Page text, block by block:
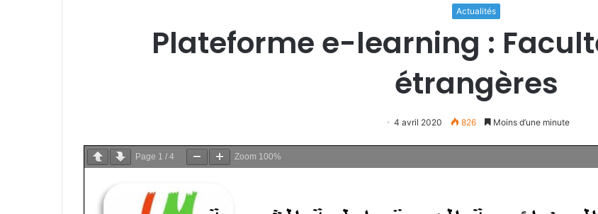
Actualités
Plateforme e-learning :
étrangères
4 avril 2020 826 Moins d’une minute
Page 1 / 4 Zoom 100%